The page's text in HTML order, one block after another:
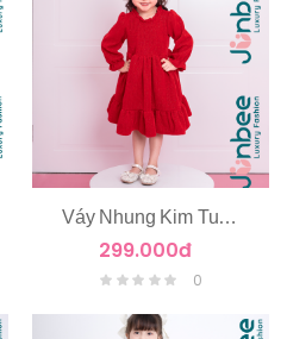
Váy Nhung Kim Tuyến Dài Tay
299.000đ
0